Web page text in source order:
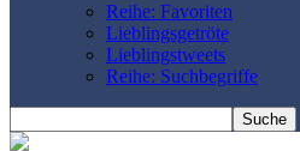
Reihe: Favoriten
Lieblingsgetröte
Lieblingstweets
Reihe: Suchbegriffe